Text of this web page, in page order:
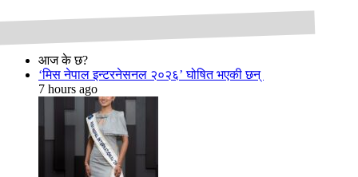
आज के छ?
‘मिस नेपाल इन्टरनेसनल २०२६’ घोषित भएकी छन्
7 hours ago